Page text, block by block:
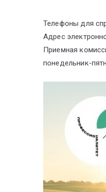
Телефоны для
Адрес
Приемная
понедельник-